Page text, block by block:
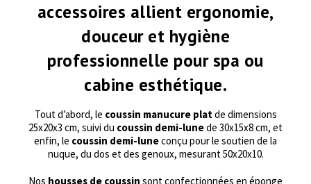
accessoires allient ergonomie,
douceur et hygiène
professionnelle pour spa ou
cabine esthétique.
Tout d’abord, le coussin manucure platde dimensions
25x20x3 cm, suivi du coussin demi-lunede 30x15x8 cm, et
enfin, le coussin demi-luneconçu pour le soutien de la
nuque, du dos et des genoux, mesurant 50x20x10.
Nos housses de coussin sont confectionnées en éponge